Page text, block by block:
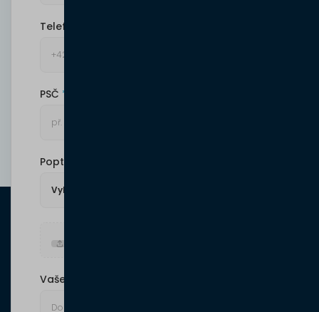
Telefonní číslo
PSČ
Poptávám
Vaše poznámka